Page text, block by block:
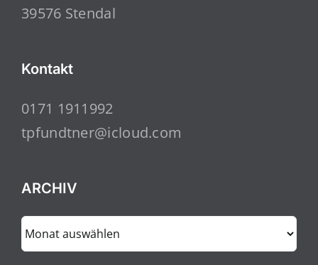
39576 Stendal
Kontakt
0171 1911992
tpfundtner@icloud.com
ARCHIV
ARCHIV